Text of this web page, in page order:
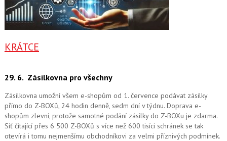
KRÁTCE
29. 6. Zásilkovna pro všechny
Zásilkovna umožní všem e-shopům od 1. července podávat zásilky
přímo do Z-BOXů, 24 hodin denně, sedm dní v týdnu. Doprava e-
shopům zlevní, protože samotné podání zásilky do Z-BOXu je zdarma.
Síť čítající přes 6 500 Z-BOXů s více než 600 tisíci schránek se tak
otevírá i tomu nejmenšímu obchodníkovi za velmi příznivých podmínek.